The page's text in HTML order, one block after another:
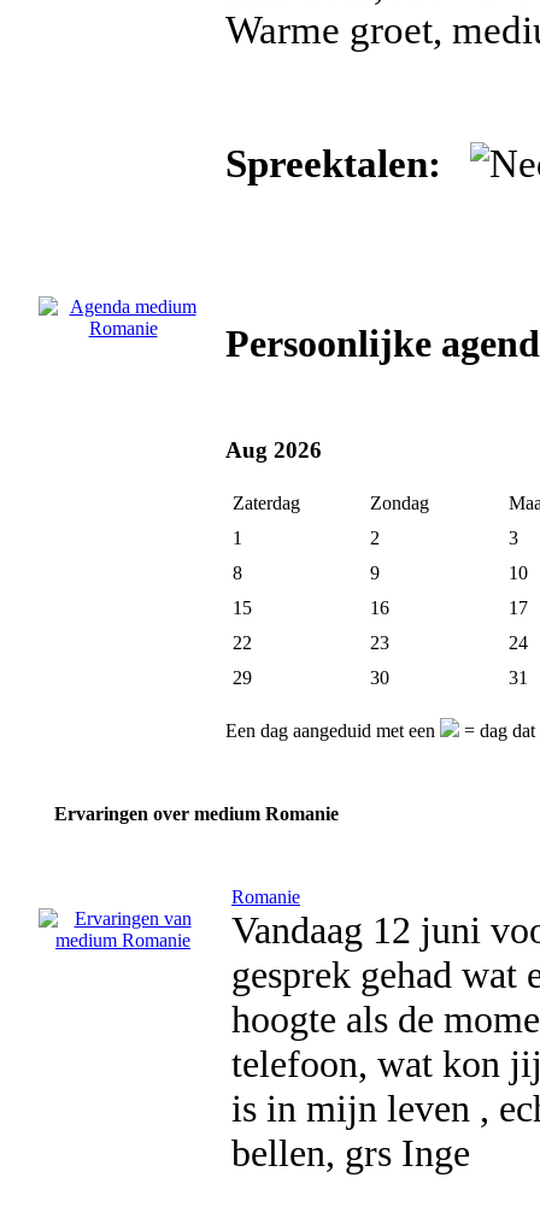
Warme groet,
Spreektalen:
Persoonlijke
Aug 2026
Zaterdag Zondag
1
2
3
8
9
10
15
16
17
22
23
24
29
30 31
Een dag aangeduid met een = dag
Ervaringen over medium Romanie
Romanie
Vandaag 12 juni
gesprek gehad wat
hoogte als de
telefoon, wat kon
is in mijn leven ,
bellen, grs Inge